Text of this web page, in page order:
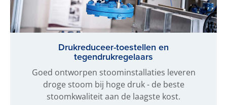
Drukreduceer-toestellen en
tegendrukregelaars
Goed ontworpen stoominstallaties leveren
droge stoom bij hoge druk - de beste
stoomkwaliteit aan de laagste kost.